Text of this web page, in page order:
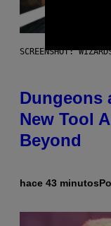
SCREENSHOT:
Dungeons
New Tool
Beyond
hace 43 minutos